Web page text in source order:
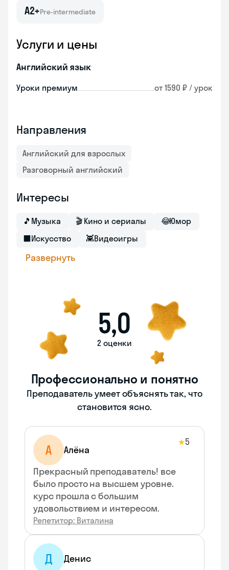
A2+Pre-intermediate
Услуги и цены
Английский язык
Уроки премиум от 1590 ₽ / урок
Направления
Английский для взрослых
Разговорный английский
Интересы
🎵 Музыка 🎬 Кино и сериалы 😂Юмор
⬛Искусство 👾Видеоигры
Развернуть
5,0
2 оценки
Профессионально и понятно
Преподаватель умеет объяснять так, что
становится ясно.
А Алёна
★5
Прекрасный преподаватель! все
было просто на высшем уровне.
курс прошла с большим
удовольствием и интересом.
Репетитор: Виталина
Д Денис